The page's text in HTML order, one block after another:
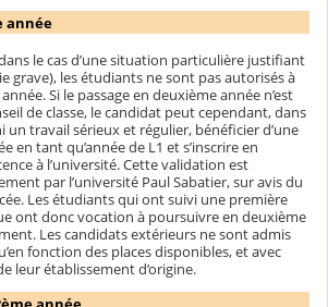
année
le cas d’une situation particulière justifiant
grave), les étudiants ne sont pas autorisés à
Si le passage en deuxième année n’est
de classe, le candidat peut cependant, dans
un travail sérieux et régulier, bénéficier d’une
en tant qu’année de L1 et s’inscrire en
à l’université. Cette validation est
par l’université Paul Sabatier, sur avis du
Les étudiants qui ont suivi une première
ont donc vocation à poursuivre en deuxième
Les candidats extérieurs ne sont admis
fonction des places disponibles, et avec
leur établissement d’origine.